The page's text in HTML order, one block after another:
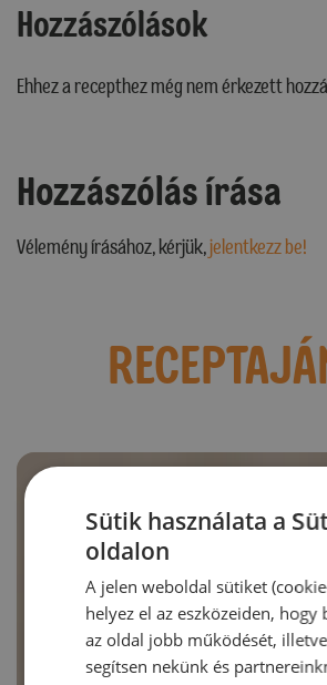
Hozzászólások
Ehhez a recepthez még nem érkezett
Hozzászólás írása
Vélemény írásához, kérjük,jelentkezz be!
Sütik használata a
oldalon
A jelen weboldal sütiket
helyez el az eszközeiden, hogy
az oldal jobb működését,
segítsen nekünk és